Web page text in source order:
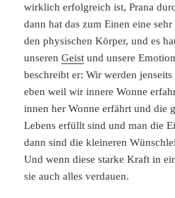
wirklich erfolgreich ist, Prana
dann hat das zum Einen eine
den physischen Körper, und es
unserenGeist und unsere
beschreibt er: Wir werden
eben weil wir innere Wonne
innen her Wonne erfährt und die
Lebens erfüllt sind und man die
dann sind die kleineren
Und wenn diese starke Kraft in
sie auch alles verdauen.